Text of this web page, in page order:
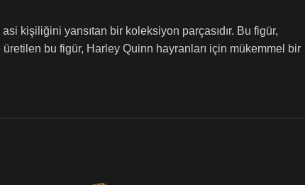
kişiliğini yansıtan bir koleksiyon parçasıdır. Bu figür,
üretilen bu figür, Harley Quinn hayranları için mükemmel bir